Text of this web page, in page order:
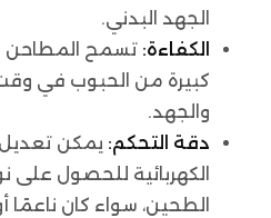
الجهد البدني.
الكفاءة: تسمح المطاحن
كبيرة من الحبوب في
والجهد.
دقة التحكم: يمكن
الكهربائية للحصول
الطحين، سواء كان